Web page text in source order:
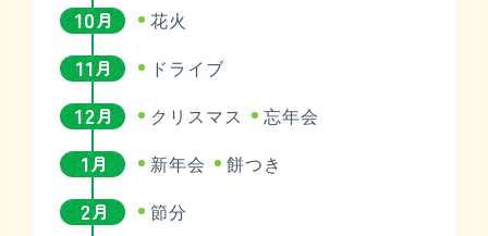
10月 花火
11月 ドライブ
12月 クリスマス 忘年会
1月 新年会 餅つき
2月 節分